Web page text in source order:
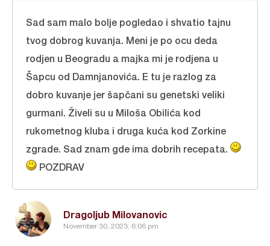
Dragoljub Milovanovic
November 30, 2023, 6:06 pm
Sad sam malo bolje pogledao i shvatio tajnu
tvog dobrog kuvanja. Meni je po ocu deda
rodjen u Beogradu a majka mi je rodjena u
Šapcu od Damnjanovića. E tu je razlog za
dobro kuvanje jer šapčani su genetski veliki
gurmani. Živeli su u Miloša Obilića kod
rukometnog kluba i druga kuća kod Zorkine
zgrade. Sad znam gde ima dobrih recepata.
POZDRAV